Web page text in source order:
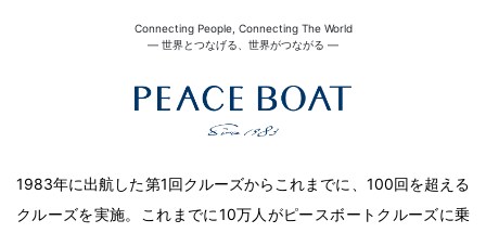
Connecting People, Connecting The World
― 世界とつなげる、世界がつながる ―
1983年に出航した第1回クルーズからこれまでに、100回を超える
クルーズを実施。これまでに10万人がピースボートクルーズに乗